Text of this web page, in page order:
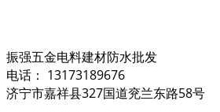
振强五金电料建材防水批发
电话： 13173189676
济宁市嘉祥县327国道兖兰东路58号